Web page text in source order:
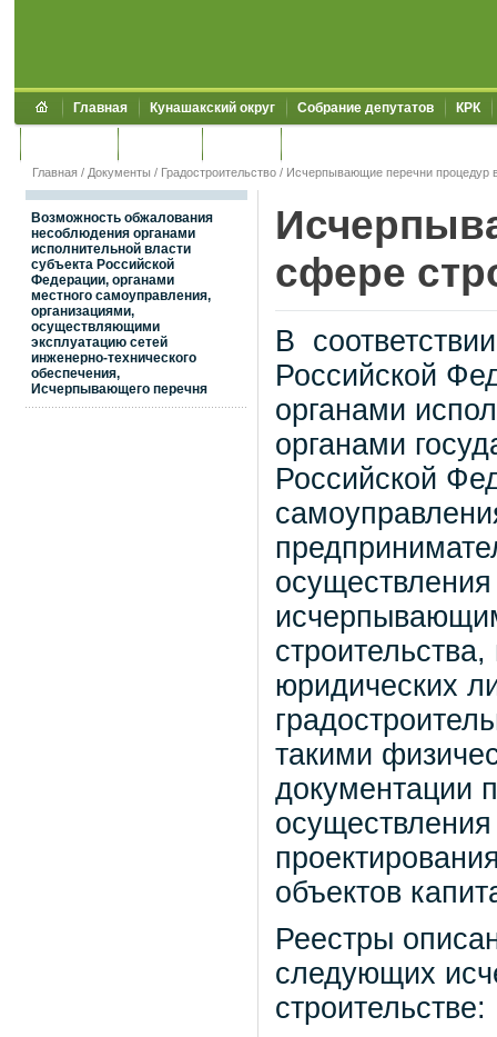
Главная Кунашакский округ Собрание депутатов КРК
Главная / Документы / Градостроительство / Исчерпывающие перечни процедур
Возможность обжалования
несоблюдения органами
исполнительной власти
субъекта Российской
Федерации, органами
местного самоуправления,
организациями,
осуществляющими
эксплуатацию сетей
инженерно-технического
обеспечения,
Исчерпывающего перечня
сфере
В
Российской
органами
органами
Российской
юридических
такими
документации
осуществления
объектов
Реестры
следующих
строительстве: